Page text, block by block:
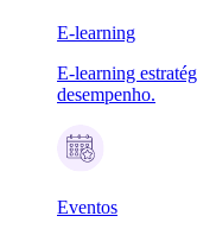
E-learning
E-learning
desempenho.
Eventos